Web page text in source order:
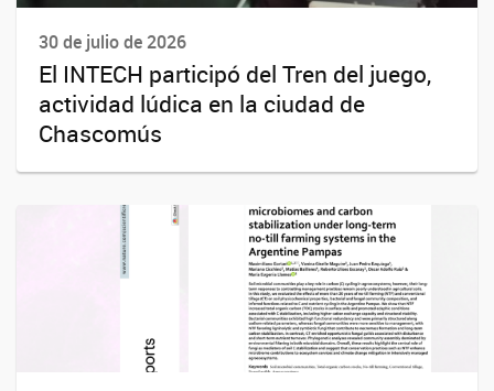
30 de julio de 2026
El INTECH participó del Tren del juego,
actividad lúdica en la ciudad de
Chascomús